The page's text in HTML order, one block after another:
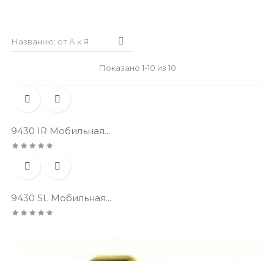
Названию: от А к Я 
Показано 1-10 из 10
 
9430 IR Мобильная...
 
9430 SL Мобильная...